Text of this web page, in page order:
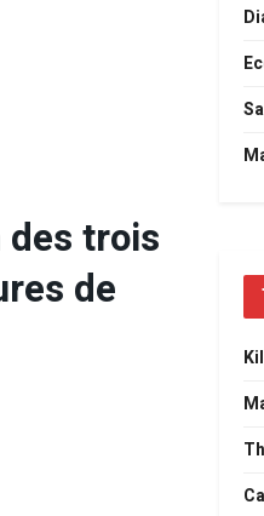
des trois
de